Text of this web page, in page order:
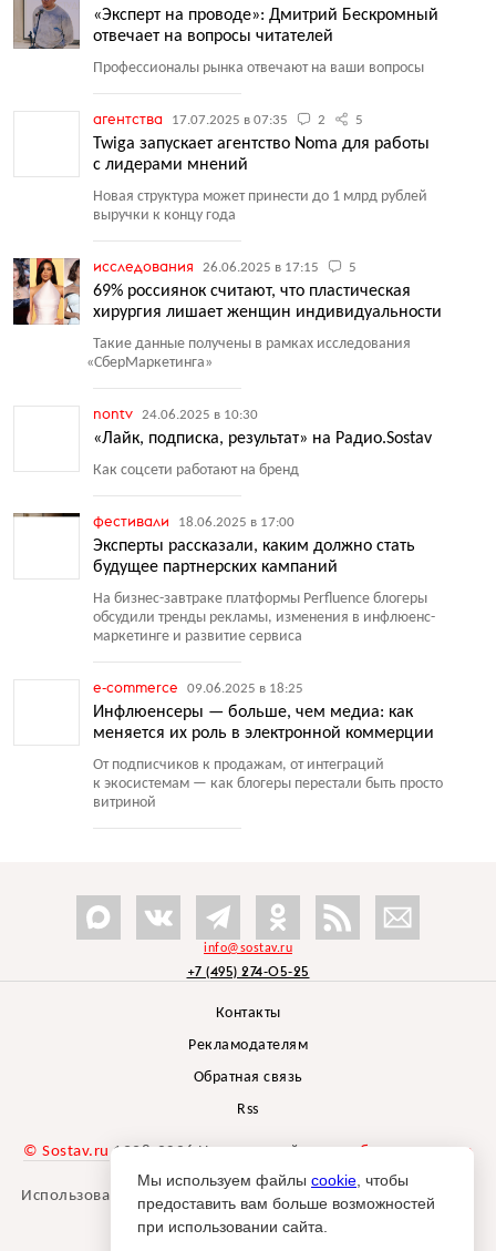
«Эксперт на проводе»: Дмитрий Бескромный
отвечает на вопросы читателей
Профессионалы рынка отвечают на ваши вопросы
агентства 17.07.2025 в 07:35 2 5
Twiga запускает агентство Noma для работы
с лидерами мнений
Новая структура может принести до 1 млрд рублей
выручки к концу года
исследования 26.06.2025 в 17:15 5
69% россиянок считают, что пластическая
хирургия лишает женщин индивидуальности
Такие данные получены в рамках исследования
«СберМаркетинга»
nontv 24.06.2025 в 10:30
«Лайк, подписка, результат» на Радио.Sostav
Как соцсети работают на бренд
фестивали 18.06.2025 в 17:00
Эксперты рассказали, каким должно стать
будущее партнерских кампаний
На бизнес-завтраке платформы Perfluence блогеры
обсудили тренды рекламы, изменения в инфлюенс-
маркетинге и развитие сервиса
e-commerce 09.06.2025 в 18:25
Инфлюенсеры — больше, чем медиа: как
меняется их роль в электронной коммерции
От подписчиков к продажам, от интеграций
к экосистемам — как блогеры перестали быть просто
витриной
info@sostav.ru
+7 (495) 274-05-25
Контакты
Рекламодателям
Обратная связь
Rss
© Sostav.ru 1998-2026 Независимый проектбрендингового
агентства Depot
Использование материалов Sostav.ru допустимо только при
указании источника.
Мы используем файлы cookie , чтобы
предоставить вам больше возможностей
при использовании сайта.